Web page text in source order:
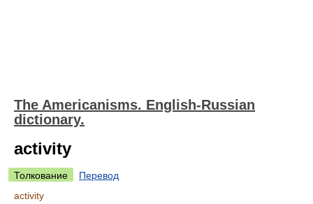
The Americanisms. English-Russian
dictionary.
activity
Толкование
Перевод
activity